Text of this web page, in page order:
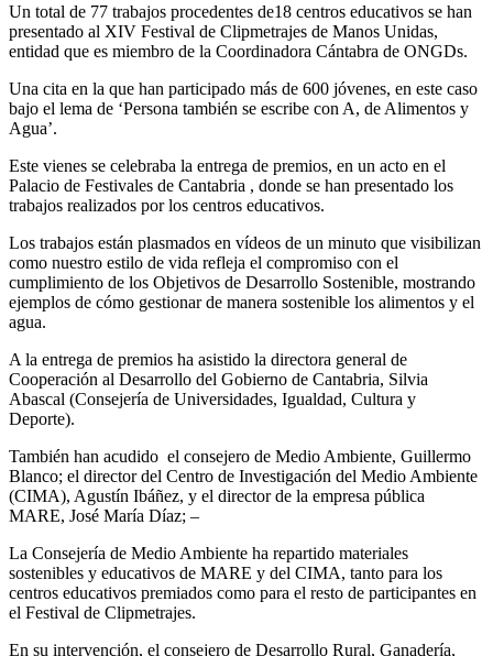
Un total de 77 trabajos procedentes de18 centros educativos se han
presentado al XIV Festival de Clipmetrajes de Manos Unidas,
entidad que es miembro de la Coordinadora Cántabra de ONGDs.
Una cita en la que han participado más de 600 jóvenes, en este caso
bajo el lema de ‘Persona también se escribe con A, de Alimentos y
Agua’.
Este vienes se celebraba la entrega de premios, en un acto en el
Palacio de Festivales de Cantabria , donde se han presentado los
trabajos realizados por los centros educativos.
Los trabajos están plasmados en vídeos de un minuto que visibilizan
como nuestro estilo de vida refleja el compromiso con el
cumplimiento de los Objetivos de Desarrollo Sostenible, mostrando
ejemplos de cómo gestionar de manera sostenible los alimentos y el
agua.
A la entrega de premios ha asistido la directora general de
Cooperación al Desarrollo del Gobierno de Cantabria, Silvia
Abascal (Consejería de Universidades, Igualdad, Cultura y
Deporte).
También han acudido el consejero de Medio Ambiente, Guillermo
Blanco; el director del Centro de Investigación del Medio Ambiente
(CIMA), Agustín Ibáñez, y el director de la empresa pública
MARE, José María Díaz; –
La Consejería de Medio Ambiente ha repartido materiales
sostenibles y educativos de MARE y del CIMA, tanto para los
centros educativos premiados como para el resto de participantes en
el Festival de Clipmetrajes.
En su intervención, el consejero de Desarrollo Rural, Ganadería,